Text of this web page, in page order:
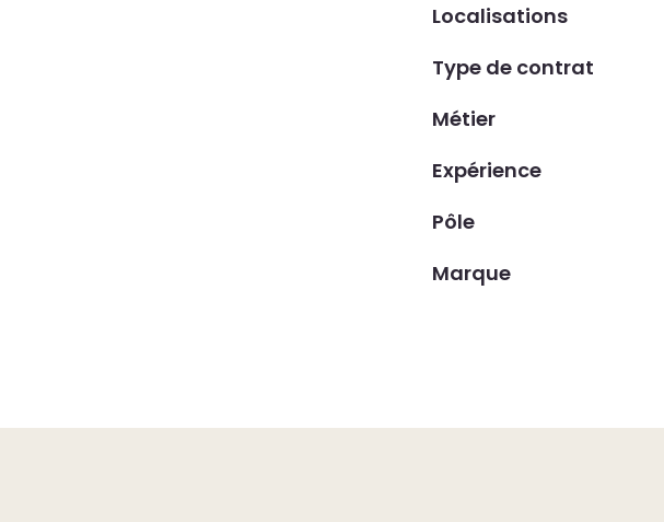
Localisations
Type de contrat
Métier
Expérience
Pôle
Marque